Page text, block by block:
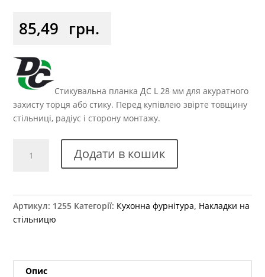
85,49 грн.
Стикувальна планка ДС L 28 мм для акуратного
захисту торця або стику. Перед купівлею звірте товщину
стільниці, радіус і сторону монтажу.
планка
мм
кількість
Додати в кошик
Артикул: 1255 Категорії: Кухонна фурнітура Накладки на
стільницю
Опис